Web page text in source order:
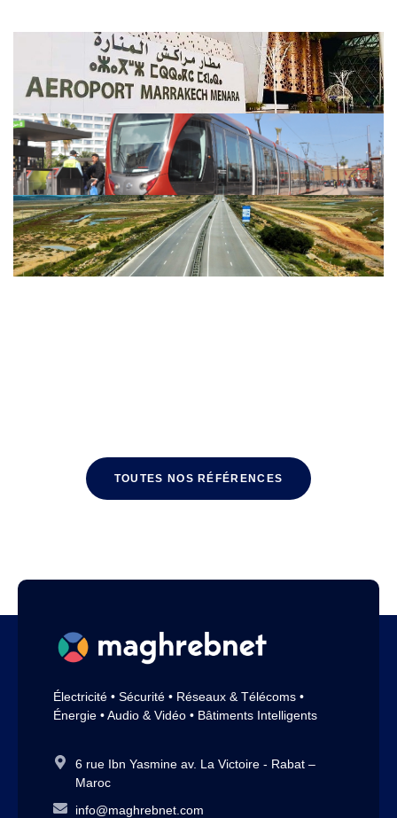
TOUTES NOS RÉFÉRENCES
Électricité • Sécurité • Réseaux & Télécoms •
Énergie • Audio & Vidéo • Bâtiments Intelligents
6 rue Ibn Yasmine av. La Victoire - Rabat –
Maroc
info@maghrebnet.com